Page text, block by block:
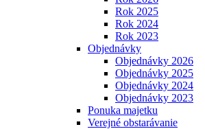
Rok 2025
Rok 2024
Rok 2023
Objednávky
Objednávky 2026
Objednávky 2025
Objednávky 2024
Objednávky 2023
Ponuka majetku
Verejné obstarávanie